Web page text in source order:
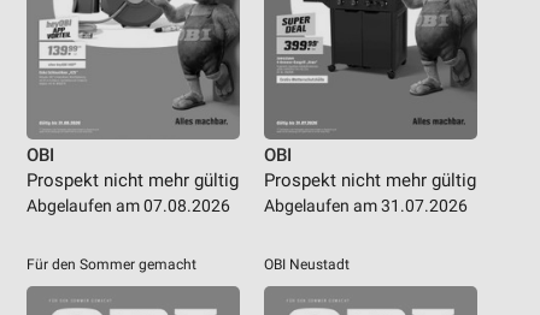
OBI
Prospekt nicht mehr gültig
Abgelaufen am 07.08.2026
OBI
Prospekt nicht mehr gültig
Abgelaufen am 31.07.2026
Für den Sommer gemacht OBI Neustadt